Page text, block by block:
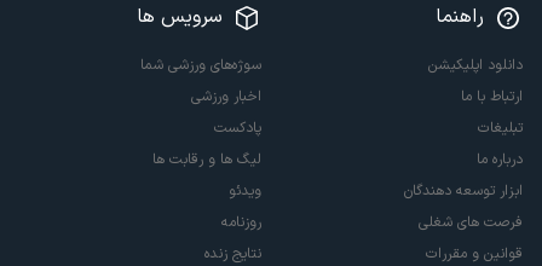
راهنما
دانلود اپلیکیشن
ارتباط با ما
تبلیغات
درباره ما
ابزار توسعه دهندگان
فرصت های شغلی
قوانین و مقررات
سرویس ها
سوژه‌های ورزشی شما
اخبار ورزشی
پادکست
لیگ ها و رقابت ها
ویدئو
روزنامه
نتایج زنده